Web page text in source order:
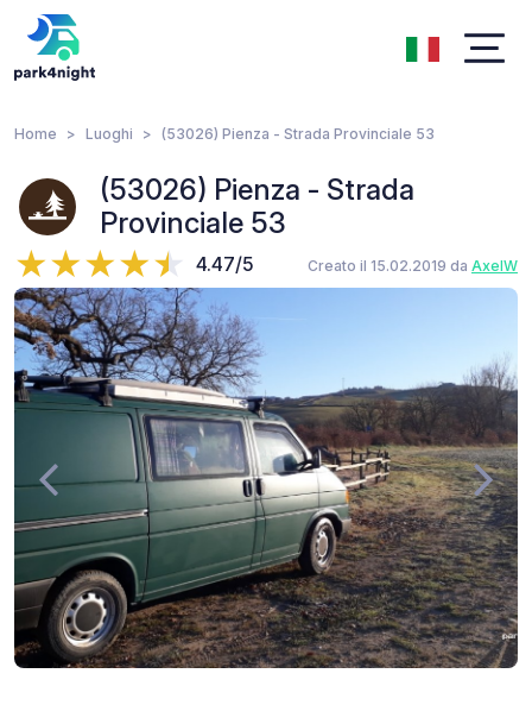
Home Luoghi (53026) Pienza - Strada Provinciale 53
(53026) Pienza - Strada
Provinciale 53
4.47/5 Creato il 15.02.2019 da AxelW